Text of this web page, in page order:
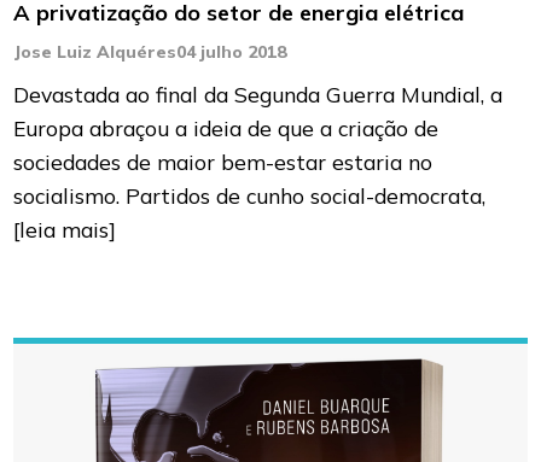
A privatização do setor de energia elétrica
Jose Luiz Alquéres04 julho 2018
Devastada ao final da Segunda Guerra Mundial, a
Europa abraçou a ideia de que a criação de
sociedades de maior bem-estar estaria no
socialismo. Partidos de cunho social-democrata,
[leia mais]